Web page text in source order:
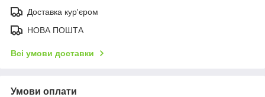
Доставка кур'єром
НОВА ПОШТА
Всі умови доставки
Умови оплати